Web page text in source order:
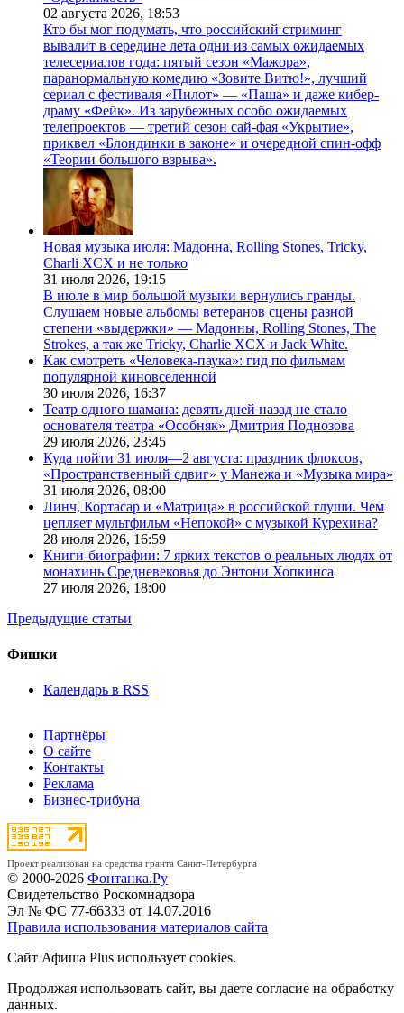
02 августа 2026, 18:53
Кто бы мог подумать, что российский стриминг
вывалит в середине лета одни из самых ожидаемых
телесериалов года: пятый сезон «Мажора»,
паранормальную комедию «Зовите Витю!», лучший
сериал с фестиваля «Пилот» — «Паша» и даже кибер-
драму «Фейк». Из зарубежных особо ожидаемых
телепроектов — третий сезон сай-фая «Укрытие»,
приквел «Блондинки в законе» и очередной спин-офф
«Теории большого взрыва».
Новая музыка июля: Мадонна, Rolling Stones, Tricky,
Charli XCX и не только
31 июля 2026, 19:15
В июле в мир большой музыки вернулись гранды.
Слушаем новые альбомы ветеранов сцены разной
степени «выдержки» — Мадонны, Rolling Stones, The
Strokes, а так же Tricky, Charlie XCX и Jack White.
Как смотреть «Человека-паука»: гид по фильмам
популярной киновселенной
30 июля 2026, 16:37
Театр одного шамана: девять дней назад не стало
основателя театра «Особняк» Дмитрия Поднозова
29 июля 2026, 23:45
Куда пойти 31 июля—2 августа: праздник флоксов,
«Пространственный сдвиг» у Манежа и «Музыка мира»
31 июля 2026, 08:00
Линч, Кортасар и «Матрица» в российской глуши. Чем
цепляет мультфильм «Непокой» с музыкой Курехина?
28 июля 2026, 16:59
Книги-биографии: 7 ярких текстов о реальных людях от
монахинь Средневековья до Энтони Хопкинса
27 июля 2026, 18:00
Предыдущие статьи
Фишки
Календарь в RSS
Партнёры
О сайте
Контакты
Реклама
Бизнес-трибуна
Проект реализован на средства гранта Санкт-Петербурга
© 2000-2026 Фонтанка.Ру
Свидетельство Роскомнадзора
Эл № ФС 77-66333 от 14.07.2016
Правила использования материалов сайта
Сайт Афиша Plus использует cookies.
Продолжая использовать сайт, вы даете согласие на обработку
данных.